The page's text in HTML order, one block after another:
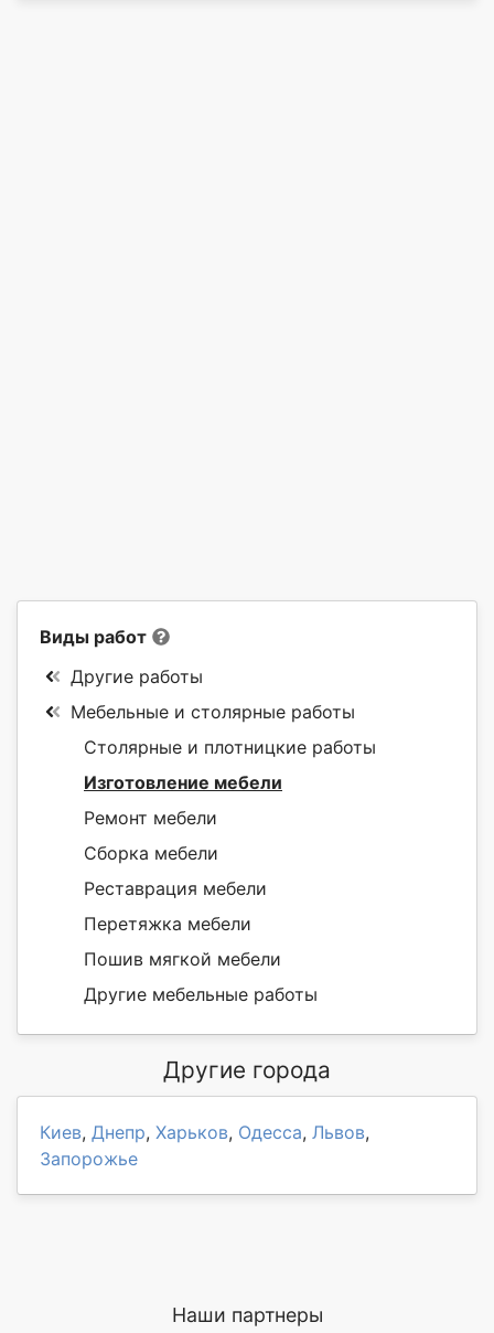
Виды работ
Другие работы
Мебельные и столярные работы
Столярные и плотницкие работы
Изготовление мебели
Ремонт мебели
Сборка мебели
Реставрация мебели
Перетяжка мебели
Пошив мягкой мебели
Другие мебельные работы
Другие города
Киев, Днепр, Харьков, Одесса, Львов,
Запорожье
Наши партнеры